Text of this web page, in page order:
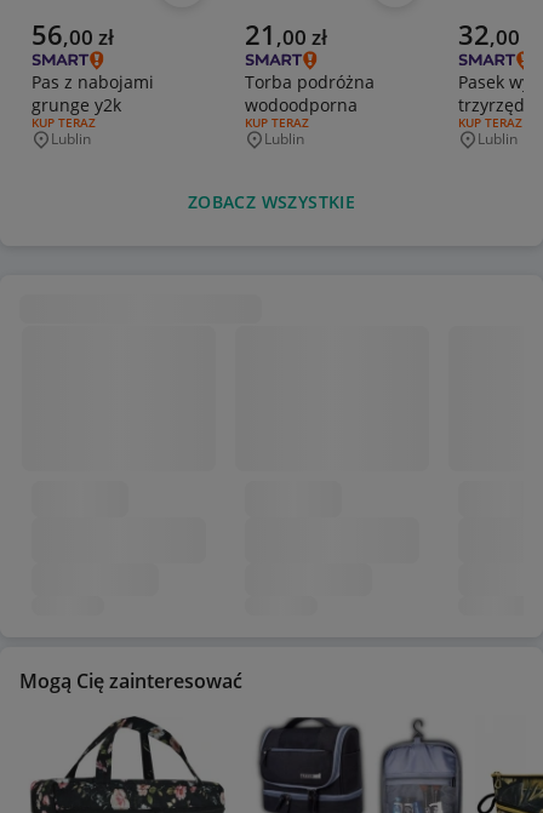
Aktualna cena
56,00 zł
Pas z nabojami
grunge y2k
RODZAJ OFERTY:
KUP TERAZ
Miejscowość
Lublin
Aktualna cena
21 ,00 zł
Torba podróżna
wodoodporna
RODZAJ OFERTY:
KUP TERAZ
Miejscowość
Lublin
Aktualna
32,00
Pasek
RODZAJ
KUP TERAZ
Lublin
ZOBACZ WSZYSTKIE
Mogą Cię zainteresować